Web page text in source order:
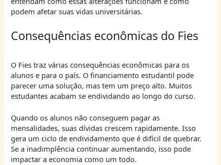
podem afetar suas vidas universitárias.
Consequências econômicas do Fies
O Fies traz várias consequências econômicas para os
alunos e para o país. O financiamento estudantil pode
parecer uma solução, mas tem um preço alto. Muitos
estudantes acabam se endividando ao longo do curso.
Quando os alunos não conseguem pagar as
mensalidades, suas dívidas crescem rapidamente. Isso
gera um ciclo de endividamento que é difícil de quebrar.
Se a inadimplência continuar aumentando, isso pode
impactar a economia como um todo.